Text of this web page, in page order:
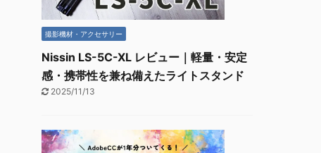
撮影機材・アクセサリー
Nissin LS-5C-XL レビュー｜軽量・安定
感・携帯性を兼ね備えたライトスタンド
2025/11/13